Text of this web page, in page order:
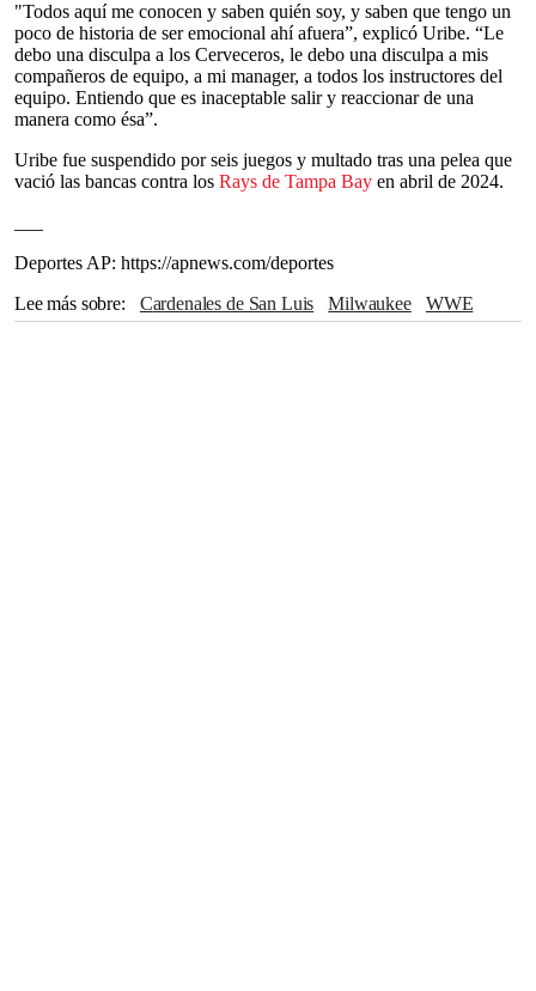
"Todos aquí me conocen y saben quién soy, y saben que tengo un
poco de historia de ser emocional ahí afuera”, explicó Uribe. “Le
debo una disculpa a los Cerveceros, le debo una disculpa a mis
compañeros de equipo, a mi manager, a todos los instructores del
equipo. Entiendo que es inaceptable salir y reaccionar de una
manera como ésa”.
Uribe fue suspendido por seis juegos y multado tras una pelea que
vació las bancas contra los Rays de Tampa Bay en abril de 2024.
Deportes AP: https://apnews.com/deportes
Lee más sobre
Cardenales de San Luis Milwaukee
WWE